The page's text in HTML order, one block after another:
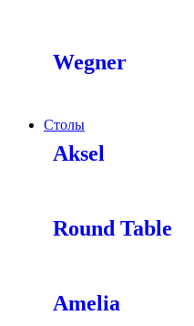
Wegner
Столы
Aksel
Round Table
Amelia